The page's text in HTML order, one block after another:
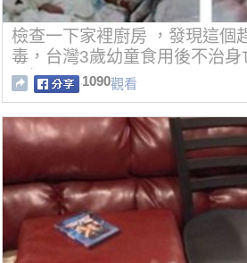
檢查一下家裡廚房 ，發現這個
毒，台灣3歲幼童食用後不治
不知！
1090觀看